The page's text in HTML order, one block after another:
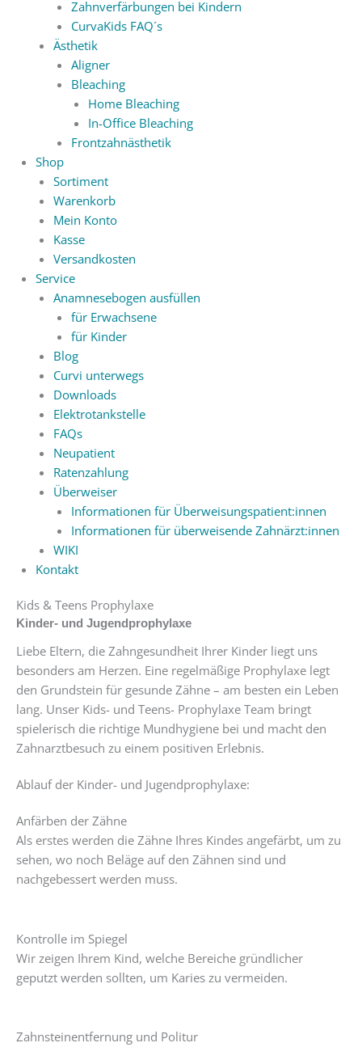
Zahnverfärbungen bei Kindern
CurvaKids FAQ´s
Ästhetik
Aligner
Bleaching
Home Bleaching
In-Office Bleaching
Frontzahnästhetik
Shop
Sortiment
Warenkorb
Mein Konto
Kasse
Versandkosten
Service
Anamnesebogen ausfüllen
für Erwachsene
für Kinder
Blog
Curvi unterwegs
Downloads
Elektrotankstelle
FAQs
Neupatient
Ratenzahlung
Überweiser
Informationen für Überweisungspatient:innen
Informationen für überweisende Zahnärzt:innen
WIKI
Kontakt
Kids & Teens Prophylaxe
Kinder- und Jugendprophylaxe
Liebe Eltern, die Zahngesundheit Ihrer Kinder liegt uns
besonders am Herzen. Eine regelmäßige Prophylaxe legt
den Grundstein für gesunde Zähne – am besten ein Leben
lang. Unser Kids- und Teens- Prophylaxe Team bringt
spielerisch die richtige Mundhygiene bei und macht den
Zahnarztbesuch zu einem positiven Erlebnis.
Ablauf der Kinder- und Jugendprophylaxe:
Anfärben der Zähne
Als erstes werden die Zähne Ihres Kindes angefärbt, um zu
sehen, wo noch Beläge auf den Zähnen sind und
nachgebessert werden muss.
Kontrolle im Spiegel
Wir zeigen Ihrem Kind, welche Bereiche gründlicher
geputzt werden sollten, um Karies zu vermeiden.
Zahnsteinentfernung und Politur